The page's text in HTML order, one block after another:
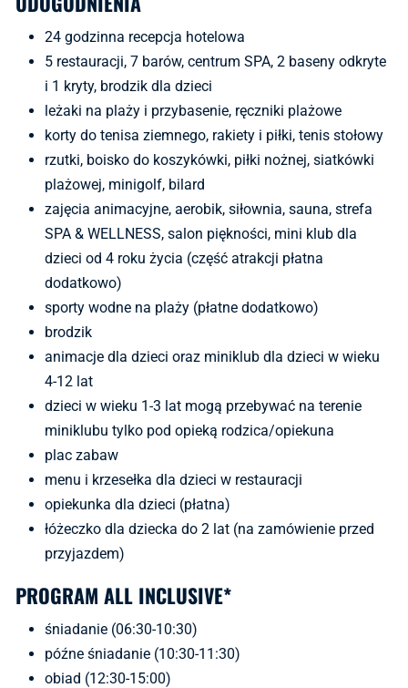
24 godzinna recepcja hotelowa
5 restauracji, 7 barów, centrum SPA, 2 baseny odkryte
i 1 kryty, brodzik dla dzieci
leżaki na plaży i przybasenie, ręczniki plażowe
korty do tenisa ziemnego, rakiety i piłki, tenis stołowy
rzutki, boisko do koszykówki, piłki nożnej, siatkówki
plażowej, minigolf, bilard
zajęcia animacyjne, aerobik, siłownia, sauna, strefa
SPA & WELLNESS, salon piękności, mini klub dla
dzieci od 4 roku życia (część atrakcji płatna
dodatkowo)
sporty wodne na plaży (płatne dodatkowo)
brodzik
animacje dla dzieci oraz miniklub dla dzieci w wieku
4-12 lat
dzieci w wieku 1-3 lat mogą przebywać na terenie
miniklubu tylko pod opieką rodzica/opiekuna
plac zabaw
menu i krzesełka dla dzieci w restauracji
opiekunka dla dzieci (płatna)
łóżeczko dla dziecka do 2 lat (na zamówienie przed
przyjazdem)
PROGRAM ALL INCLUSIVE*
śniadanie (06:30-10:30)
późne śniadanie (10:30-11:30)
obiad (12:30-15:00)